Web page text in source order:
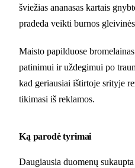
šviežias ananasas kartais
pradeda veikti burnos
Maisto papilduose
patinimui ir uždegimui po
kad geriausiai ištirtoje srityje
tikimasi iš reklamos.
Ką parodė tyrimai
Daugiausia duomenų